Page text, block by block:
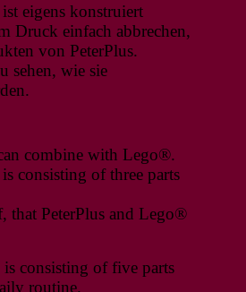
eigens konstruiert
Druck einfach abbrechen,
von PeterPlus.
sehen, wie sie
combine with Lego®.
consisting of three parts
that PeterPlus and Lego®
is consisting of five parts
routine.